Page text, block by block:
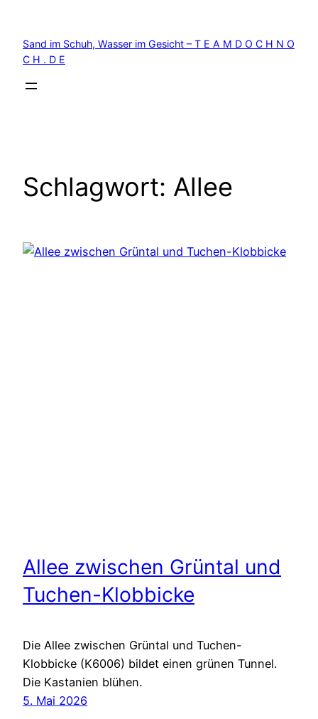
springen
Sand im Schuh, Wasser im Gesicht – T E A M D O C H N O
C H . D E
Schlagwort: Allee
Allee zwischen Grüntal und
Tuchen-Klobbicke
Die Allee zwischen Grüntal und Tuchen-
Klobbicke (K6006) bildet einen grünen Tunnel.
Die Kastanien blühen.
5. Mai 2026